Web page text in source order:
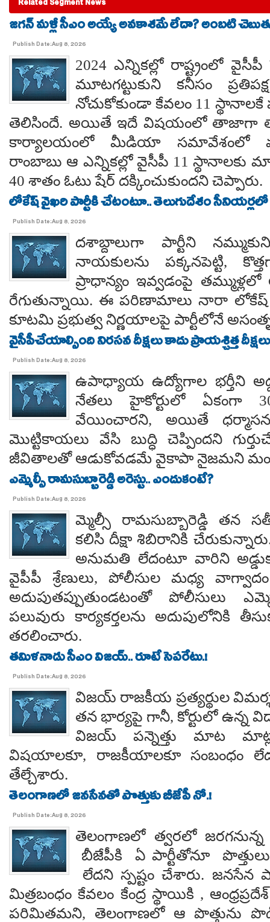
Related Segment News
జగన్ మళ్లీ సీఎం అయ్యే అవకాశమే లేదా? అంబటి
Publish Date:Aug 8, 2026
2024 ఎన్నికల్లో రాష్ట్రంలో
మూటగట్టుకుని కనీసం
నోచుకోకుండా కేవలం 11
తెలిసిందే. అయితే ఇదే విషయంలో తాజాగా
కార్యాలయంలో మీడియా సమావేశంలో
రాంబాబు ఆ ఎన్నికల్లో వైసీపీ 11
40 శాతం ఓటు షేర్ దక్కించుకుందని చెప్పారు.
లోకేష్ వైఖరి పార్టీకి చేటంటూ.. తెలుగుదేశం సీనియర్లలో
Publish Date:Aug 8, 2026
దశాబ్దాలుగా పార్టీని
నాయకులను పక్కనపెట్టి,
ప్రాధాన్యం ఇవ్వడంపై తమ్ముళ్లలో
రేగుతున్నాయి. ఈ పరిణామాలు నారా లోకేష్
కూటమి ప్రభుత్వ నిర్ణయాలపై పార్టీలోనే
వైసీపీచేయాల్సింది నిరసన దీక్షలు కాదు ప్రాయశ్చిత్త
Publish Date:Aug 8, 2026
ఉపాధ్యాయ ఉద్యోగాల భర్తీని
నేతలు హైకోర్టులో ఏకంగా
వేయించారని, అయితే
మొట్టికాయలు వేసి బుద్ధి చెప్పిందని
జీవితాలతో ఆడుకోవడమే వైకాపా నైజమని
ఎమ్మెల్సీ రామసుబ్బారెడ్డి అరెస్టు.. ఎందుకంటే?
Publish Date:Aug 8, 2026
మ్మెల్సీ రామసుబ్బారెడ్డి తన
కలిసి దీక్షా శిబిరానికి
అనుమతి లేదంటూ వారిని
వైపీపీ శ్రేణులు, పోలీసుల మధ్య వాగ్వాదం
అదుపుతప్పుతుండటంతో పోలీసులు
పలువురు కార్యకర్తలను అదుపులోనికి
తరలించారు.
తమిళనాడు సీఎం విజయ్.. రూటే సెపరేటు.!
Publish Date:Aug 8, 2026
విజయ్ రాజకీయ ప్రత్యర్థుల
తన భార్యపై గానీ, కోర్టులో ఉన్న
విజయ్ పన్నెత్తు మాట
విషయాలకూ, రాజకీయాలకూ సంబంధం
తేల్చేశారు.
తెలంగాణలో జనసేనతో పొత్తుకు బీజేపీ నో.!
Publish Date:Aug 8, 2026
తెలంగాణలో త్వరలో
బీజేపీకి ఏ పార్టీతోనూ పొత్తులు
లేదని స్పష్టం చేశారు. జనసేన
మిత్రబంధం కేవలం కేంద్ర స్థాయికి ,
పరిమితమని, తెలంగాణలో ఆ పొత్తును